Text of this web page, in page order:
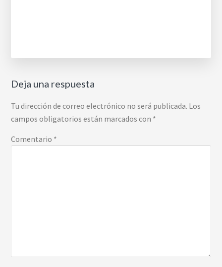
Interacciones
con
los
lectores
Deja una respuesta
Tu dirección de correo electrónico no será publicada. Los
campos obligatorios están marcados con *
Comentario *